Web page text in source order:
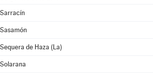
Sarracín
Sasamón
Sequera de Haza (La)
Solarana